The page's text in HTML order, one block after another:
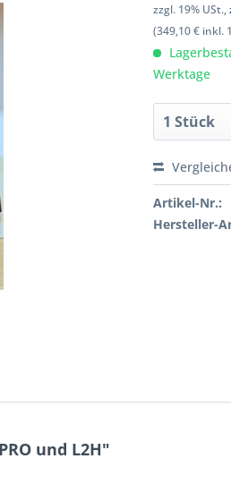
zzgl. 19% USt.,
(349,10 € inkl.
Werktage
Artikel-Nr.:
Hersteller-
und L2H"